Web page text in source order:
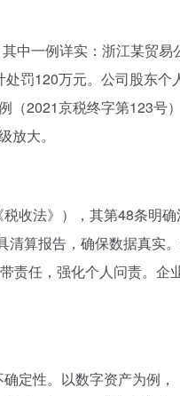
中一例详实：浙江某贸
罚120万元。公司股东
2021京税终字第123号
大。
收法》），其第48条明
算报告，确保数据真实
任，强化个人问责。
定性。以数字资产为例